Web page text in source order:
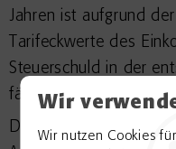
Wir
Wir nutzen Cookies
Jahren ist aufgrund
Tarifeckwerte des
Steuerschuld in der
fällig.
Der voraussichtliche